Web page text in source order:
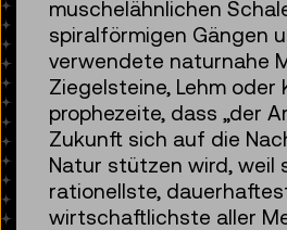
muschelähnlichen
spiralförmigen Gängen
verwendete naturnahe
Ziegelsteine, Lehm oder
prophezeite, dass „der
Zukunft sich auf die
Natur stützen wird, weil
rationellste,
wirtschaftlichste aller